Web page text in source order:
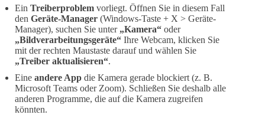
Ein Treiberproblem vorliegt. Öffnen Sie in diesem Fall
den Geräte-Manager (Windows-Taste + X > Geräte-
Manager), suchen Sie unter „Kamera“ oder
„Bildverarbeitungsgeräte“ Ihre Webcam, klicken Sie
mit der rechten Maustaste darauf und wählen Sie
„Treiber aktualisieren“.
Eine andere App die Kamera gerade blockiert (z. B.
Microsoft Teams oder Zoom). Schließen Sie deshalb alle
anderen Programme, die auf die Kamera zugreifen
könnten.